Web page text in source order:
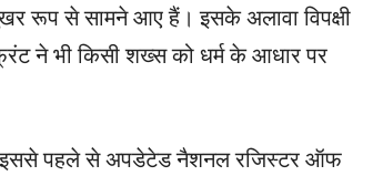
रूप से सामने आए हैं। इसके अलावा विपक्षी
ने भी किसी शख्स को धर्म के आधार पर
इससे पहले से अपडेटेड नैशनल रजिस्टर ऑफ